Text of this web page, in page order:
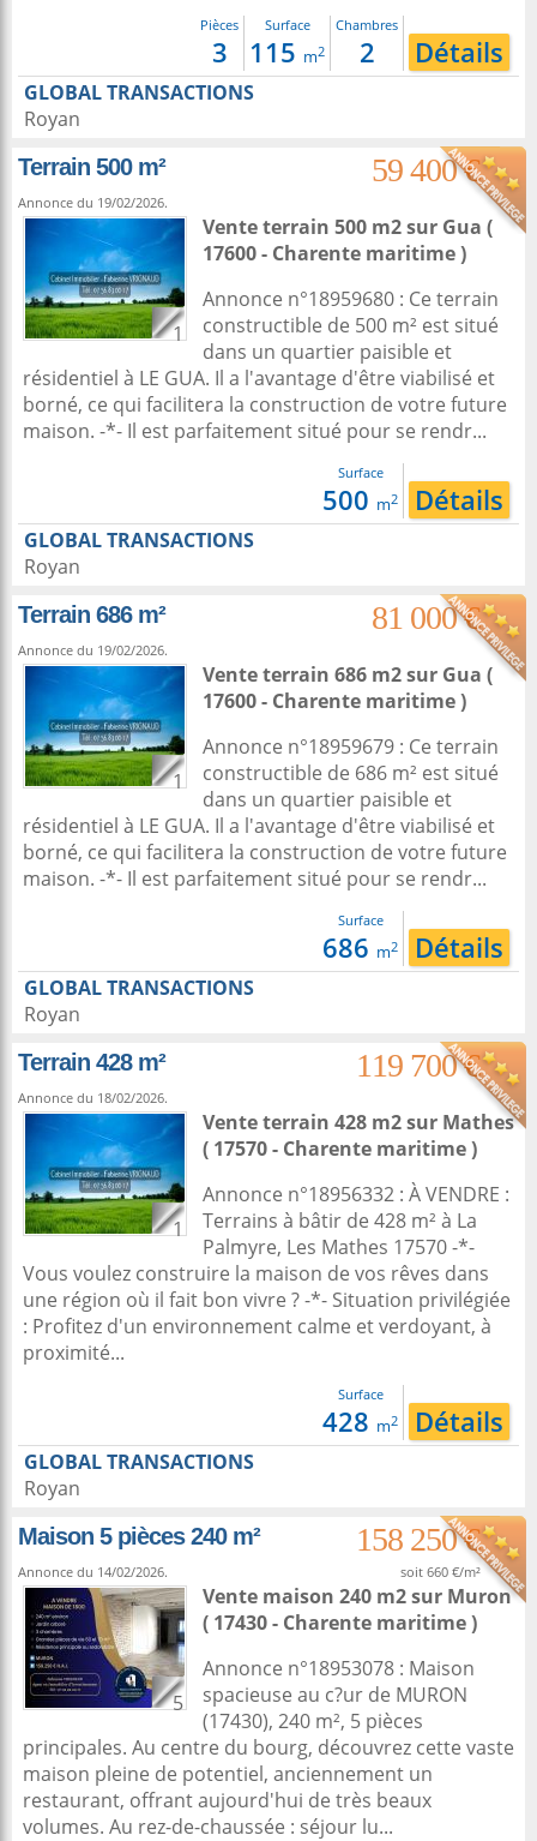
Pièces
3
Surface
115 m2
Chambres
2 Détails
GLOBAL TRANSACTIONS
Royan
Terrain 500 m²
59 400 €
Annonce du 19/02/2026.
1
Vente terrain 500 m2sur Gua (
17600 - Charente maritime )
Annonce n°18959680 : Ce terrain
constructible de 500 m² est situé
dans un quartier paisible et
résidentiel à LE GUA. Il a l'avantage d'être viabilisé et
borné, ce qui facilitera la construction de votre future
maison. -*- Il est parfaitement situé pour se rendr...
Surface
500 m2 Détails
GLOBAL TRANSACTIONS
Royan
Terrain 686 m²
81 000 €
Annonce du 19/02/2026.
1
Vente terrain 686 m2sur Gua (
17600 - Charente maritime )
Annonce n°18959679 : Ce terrain
constructible de 686 m² est situé
dans un quartier paisible et
résidentiel à LE GUA. Il a l'avantage d'être viabilisé et
borné, ce qui facilitera la construction de votre future
maison. -*- Il est parfaitement situé pour se rendr...
Surface
686 m2 Détails
GLOBAL TRANSACTIONS
Royan
Terrain 428 m²
119 700 €
Annonce du 18/02/2026.
1
Vente terrain 428 m2sur Mathes
( 17570 - Charente maritime )
Annonce n°18956332 : À VENDRE :
Terrains à bâtir de 428 m² à La
Palmyre, Les Mathes 17570 -*-
Vous voulez construire la maison de vos rêves dans
une région où il fait bon vivre ? -*- Situation privilégiée
: Profitez d'un environnement calme et verdoyant, à
proximité...
Surface
428 m2 Détails
GLOBAL TRANSACTIONS
Royan
Maison 5 pièces 240 m²
158 250 €
Annonce du 14/02/2026. soit 660 €/m²
5
Vente maison 240 m2sur Muron
( 17430 - Charente maritime )
Annonce n°18953078 : Maison
spacieuse au c?ur de MURON
(17430), 240 m², 5 pièces
principales. Au centre du bourg, découvrez cette vaste
maison pleine de potentiel, anciennement un
restaurant, offrant aujourd'hui de très beaux
volumes. Au rez-de-chaussée : séjour lu...